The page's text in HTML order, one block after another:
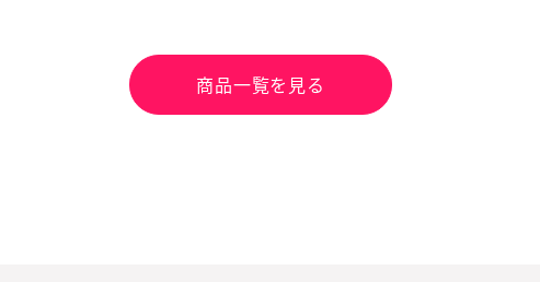
商品一覧を見る